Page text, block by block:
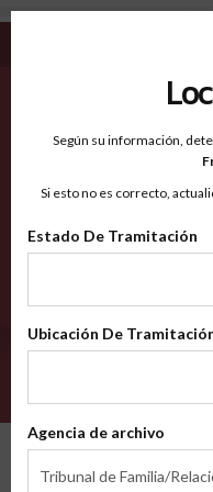
Grand
Según su información,
Si esto no es correcto,
Estado De Tramitación
Tramitación
Ubicación De
Tramitación
Agencia de archivo
Tribunal de Familia/
de